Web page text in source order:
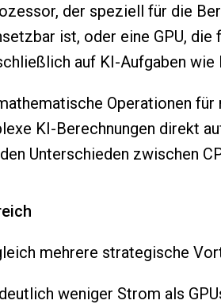
der speziell für die
ist, oder eine GPU,
auf KI-Aufgaben
Operationen
KI-Berechnungen direkt
Unterschieden zwischen
mehrere strategische
weniger Strom als